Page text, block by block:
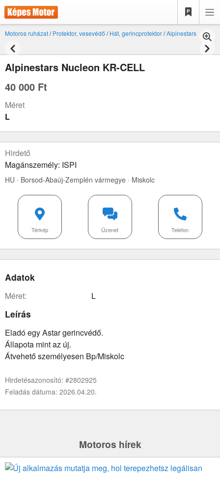
Motoros ruházat/Protektor, vesevédő /Hát, gerincprotektor/Alpinestars
Alpinestars Nucleon KR-CELL
40 000 Ft
Méret
L
Hirdető
Magánszemély: ISPI
HU · Borsod-Abaúj-Zemplén vármegye · Miskolc
Telefon
Üzenet
Térkép
Adatok
méret: L
Leírás
Eladó egy Astar gerincvédő.
Állapota mint az új.
Átvehető személyesen Bp/Miskolc
Hirdetésazonosító: #2802925
Feladás dátuma: 2026.04.20.
Motoros hírek